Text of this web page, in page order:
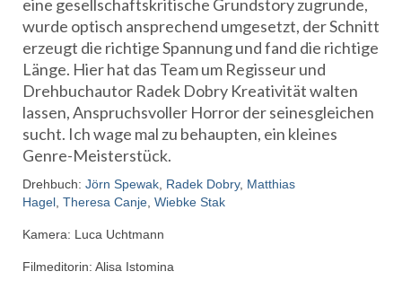
eine gesellschaftskritische Grundstory zugrunde,
wurde optisch ansprechend umgesetzt, der Schnitt
erzeugt die richtige Spannung und fand die richtige
Länge. Hier hat das Team um Regisseur und
Drehbuchautor Radek Dobry Kreativität walten
lassen, Anspruchsvoller Horror der seinesgleichen
sucht. Ich wage mal zu behaupten, ein kleines
Genre-Meisterstück.
Drehbuch: Jörn Spewak Radek Dobry, Matthias
Hagel Theresa Canje Wiebke Stak
Kamera: Luca Uchtmann
Filmeditorin: Alisa Istomina